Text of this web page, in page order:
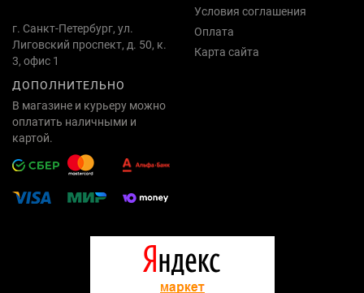
г. Санкт-Петербург, ул.
Лиговский проспект, д. 50, к.
3, офис 1
Условия соглашения
Оплата
Карта сайта
ДОПОЛНИТЕЛЬНО
В магазине и курьеру можно
оплатить наличными и
картой.